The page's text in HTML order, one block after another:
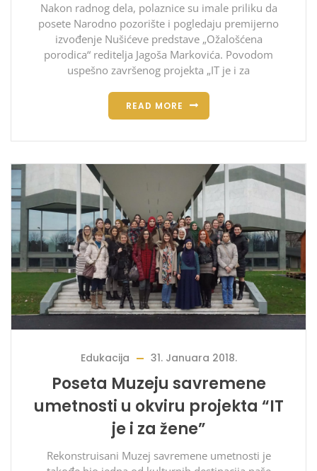
Nakon radnog dela, polaznice su imale priliku da
posete Narodno pozorište i pogledaju premijerno
izvođenje Nušićeve predstave „Ožalošćena
porodica“ reditelja Jagoša Markovića. Povodom
uspešno završenog projekta „IT je i za
READ MORE
Edukacija 31. Januara 2018.
Poseta Muzeju savremene
umetnosti u okviru projekta “IT
je i za žene”
Rekonstruisani Muzej savremene umetnosti je